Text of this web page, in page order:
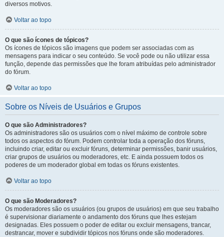
diversos motivos.
Voltar ao topo
O que são ícones de tópicos?
Os ícones de tópicos são imagens que podem ser associadas com as
mensagens para indicar o seu conteúdo. Se você pode ou não utilizar essa
função, depende das permissões que lhe foram atribuídas pelo administrador
do fórum.
Voltar ao topo
Sobre os Níveis de Usuários e Grupos
O que são Administradores?
Os administradores são os usuários com o nível máximo de controle sobre
todos os aspectos do fórum. Podem controlar toda a operação dos fóruns,
incluindo criar, editar ou excluir fóruns, determinar permissões, banir usuários,
criar grupos de usuários ou moderadores, etc. E ainda possuem todos os
poderes de um moderador global em todas os fóruns existentes.
Voltar ao topo
O que são Moderadores?
Os moderadores são os usuários (ou grupos de usuários) em que seu trabalho
é supervisionar diariamente o andamento dos fóruns que lhes estejam
designadas. Eles possuem o poder de editar ou excluir mensagens, trancar,
destrancar, mover e subdividir tópicos nos fóruns onde são moderadores.